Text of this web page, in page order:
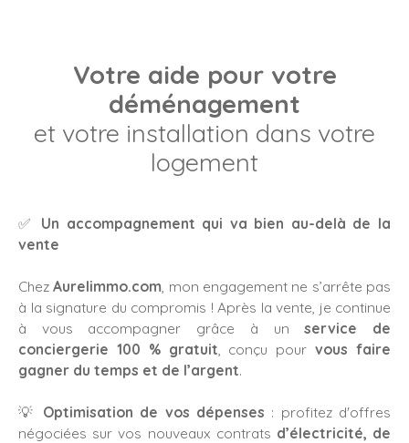
Votre aide pour votre
déménagement
et votre installation dans votre
logement
✅ Un accompagnement qui va bien au-delà de la
vente
ChezAurelimmo.com , mon engagement ne s’arrête pas
à la signature du compromis ! Après la vente, je continue
à vous accompagner grâce à unservice de
conciergerie 100 % gratuit , conçu pourvous faire
gagner du temps et de l’argent.
💡 Optimisation de vos dépenses : profitez d'offres
négociées sur vos nouveaux contrats d’électricité, de